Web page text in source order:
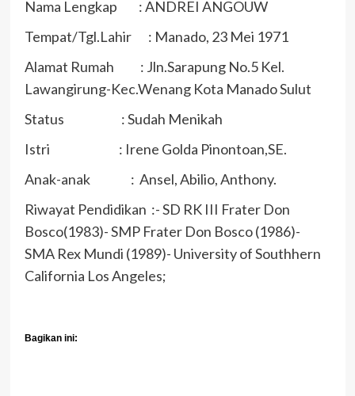
Nama Lengkap : ANDREI ANGOUW
Tempat/Tgl.Lahir : Manado, 23 Mei 1971
Alamat Rumah : Jln.Sarapung No.5 Kel.
Lawangirung-Kec.Wenang Kota Manado Sulut
Status : Sudah Menikah
Istri : Irene Golda Pinontoan,SE.
Anak-anak : Ansel, Abilio, Anthony.
Riwayat Pendidikan :- SD RK III Frater Don
Bosco(1983)- SMP Frater Don Bosco (1986)-
SMA Rex Mundi (1989)- University of Southhern
California Los Angeles;
Bagikan ini: